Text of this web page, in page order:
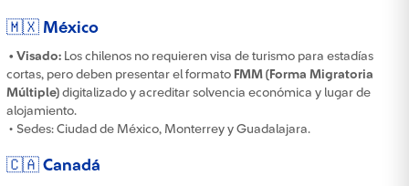
🇲🇽 México
• Visado: Los chilenos no requieren visa de turismo para estadías
cortas, pero deben presentar el formato FMM (Forma Migratoria
Múltiple) digitalizado y acreditar solvencia económica y lugar de
alojamiento.
• Sedes: Ciudad de México, Monterrey y Guadalajara.
🇨🇦 Canadá